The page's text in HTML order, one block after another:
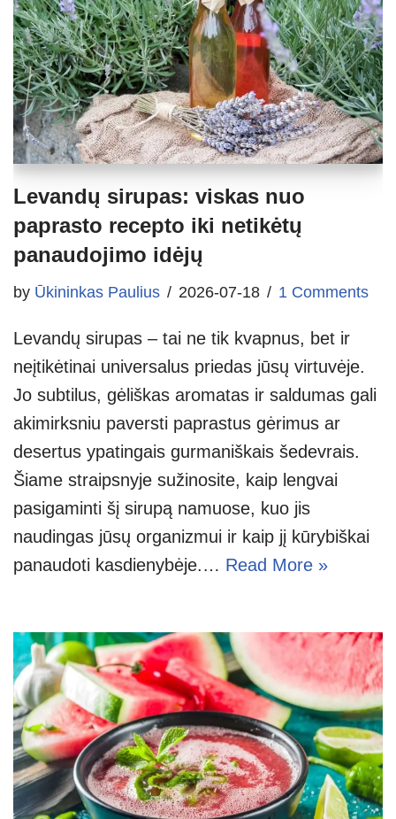
Levandų sirupas: viskas nuo
paprasto recepto iki netikėtų
panaudojimo idėjų
by Ūkininkas Paulius 2026-07-18 1 Comments
Levandų sirupas – tai ne tik kvapnus, bet ir
neįtikėtinai universalus priedas jūsų virtuvėje.
Jo subtilus, gėliškas aromatas ir saldumas gali
akimirksniu paversti paprastus gėrimus ar
desertus ypatingais gurmaniškais šedevrais.
Šiame straipsnyje sužinosite, kaip lengvai
pasigaminti šį sirupą namuose, kuo jis
naudingas jūsų organizmui ir kaip jį kūrybiškai
panaudoti kasdienybėje.… Read More »